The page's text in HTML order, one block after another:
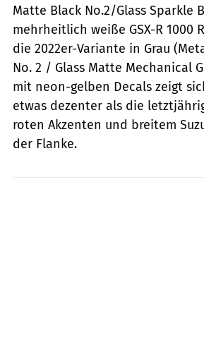
Matte Black No.2/Glass Sparkle
mehrheitlich weiße GSX-R 1000
die 2022er-Variante in Grau
No. 2 / Glass Matte Mechanical
mit neon-gelben Decals zeigt
etwas dezenter als die
roten Akzenten und breitem
der Flanke.